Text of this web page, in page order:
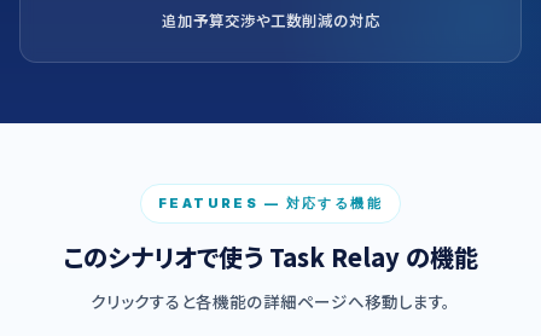
追加予算交渉や工数削減の対応
FEATURES — 対応する機能
このシナリオで使う Task Relay の機能
クリックすると各機能の詳細ページへ移動します。